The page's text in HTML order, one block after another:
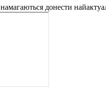
донести